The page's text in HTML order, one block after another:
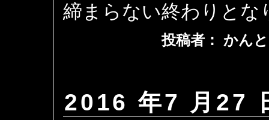
締まらない終わりとな
投稿者： かん
2016 年7 月27